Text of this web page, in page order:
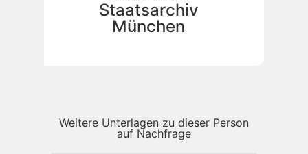
Staatsarchiv
München
Weitere Unterlagen zu dieser Person
auf Nachfrage